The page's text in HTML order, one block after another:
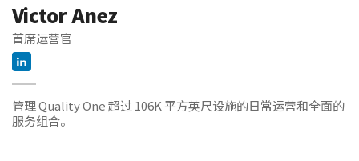
Victor Anez
首席运营官
管理 Quality One 超过 106K 平方英尺设施的日常运营和全面的
服务组合。